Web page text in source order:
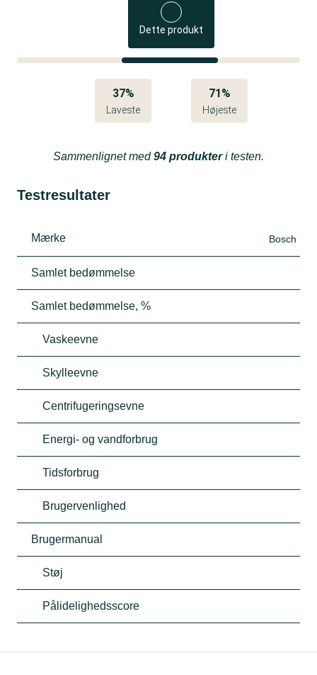
Dette produkt
37%
Laveste
71%
Højeste
Sammenlignet med94 produkteri testen.
Testresultater
Mærke Bosch
Samlet bedømmelse
Samlet bedømmelse, %
Vaskeevne
Skylleevne
Centrifugeringsevne
Energi- og vandforbrug
Tidsforbrug
Brugervenlighed
Brugermanual
Støj
Pålidelighedsscore